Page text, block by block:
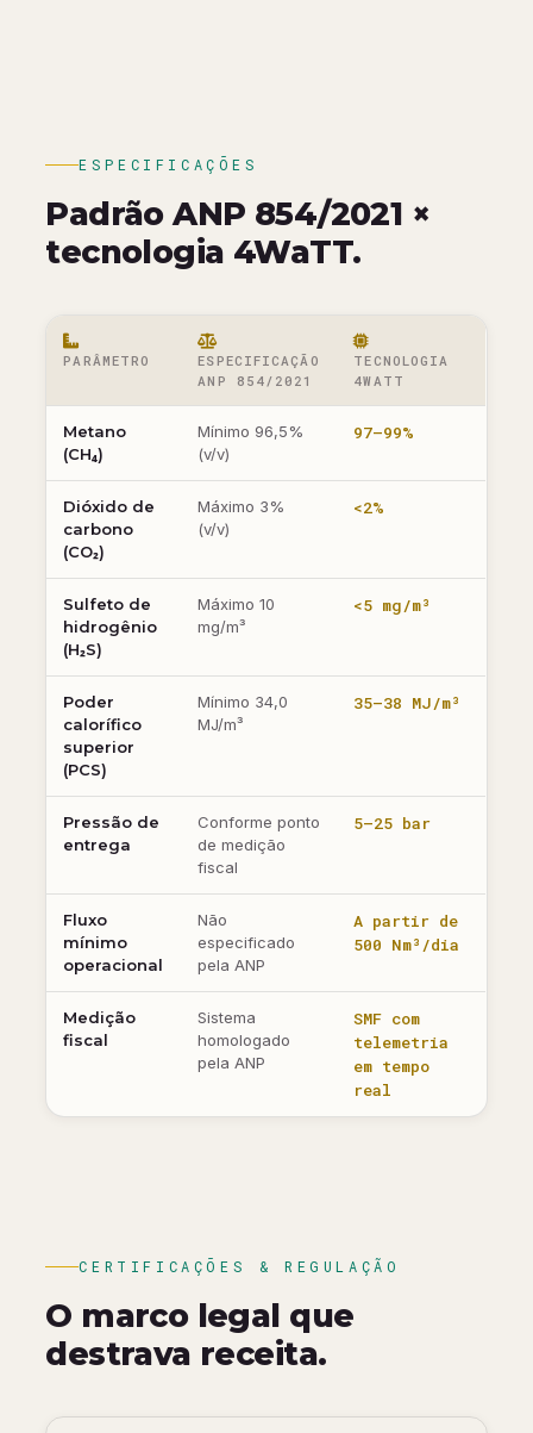
ESPECIFICAÇÕES
Padrão ANP 854/2021 ×
tecnologia 4WaTT.
PARÂMETRO
ESPECIFICAÇÃO
ANP 854/2021
TECNOLOGIA
4WATT
Metano
(CH₄)
Mínimo 96,5%
(v/v)
97–99%
Dióxido de
carbono
(CO₂)
Máximo 3%
(v/v)
<2%
Sulfeto de
hidrogênio
(H₂S)
Máximo 10
mg/m³
<5 mg/m³
Poder
calorífico
superior
(PCS)
Mínimo 34,0
MJ/m³
35–38 MJ/m³
Pressão de
entrega
Conforme ponto
de medição
fiscal
5–25 bar
Fluxo
mínimo
operacional
Não
especificado
pela ANP
A partir de
500 Nm³/dia
Medição
fiscal
Sistema
homologado
pela ANP
SMF com
telemetria
em tempo
real
CERTIFICAÇÕES & REGULAÇÃO
O marco legal que
destrava receita.